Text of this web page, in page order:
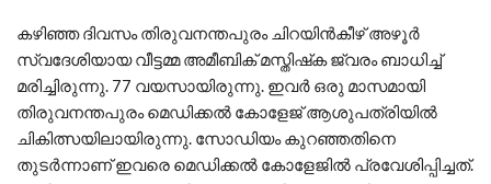
കഴിഞ്ഞ ദിവസം തിരുവനന്തപുരം ചിറയിന്‍കീഴ് അഴൂര്‍
സ്വദേശിയായ വീട്ടമ്മ അമീബിക് മസ്തിഷ്‌ക ജ്വരം ബാധിച്ച്
മരിച്ചിരുന്നു. 77 വയസായിരുന്നു. ഇവര്‍ ഒരു മാസമായി
തിരുവനന്തപുരം മെഡിക്കല്‍ കോളേജ് ആശുപത്രിയില്‍
ചികിത്സയിലായിരുന്നു. സോഡിയം കുറഞ്ഞതിനെ
തുടര്‍ന്നാണ് ഇവരെ മെഡിക്കല്‍ കോളേജില്‍ പ്രവേശിപ്പിച്ചത്.